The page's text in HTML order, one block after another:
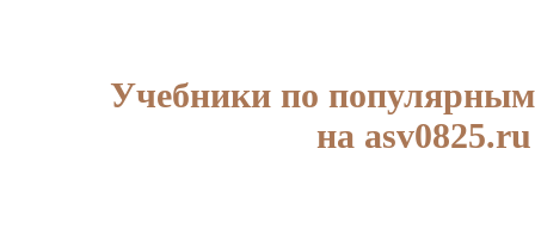
Учебники по
на asv0825.ru